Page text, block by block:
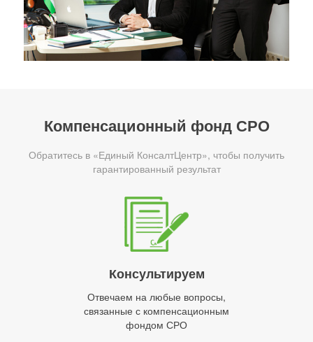
Компенсационный фонд СРО
Обратитесь в «Единый КонсалтЦентр», чтобы получить
гарантированный результат
Консультируем
Отвечаем на любые вопросы,
связанные с компенсационным
фондом СРО